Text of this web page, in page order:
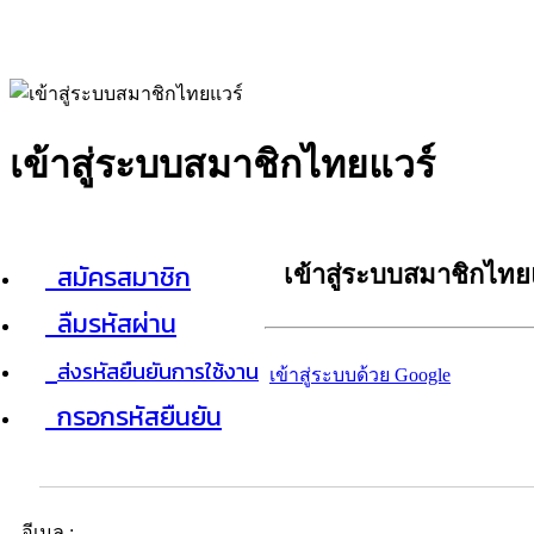
เข้าสู่ระบบสมาชิกไทยแวร์
สมัครสมาชิก
ลืมรหัสผ่าน
ส่งรหัสยืนยันการใช้งาน
กรอกรหัสยืนยัน
เข้าสู่ระบบสมาชิกไท
เข้าสู่ระบบด้วย Google